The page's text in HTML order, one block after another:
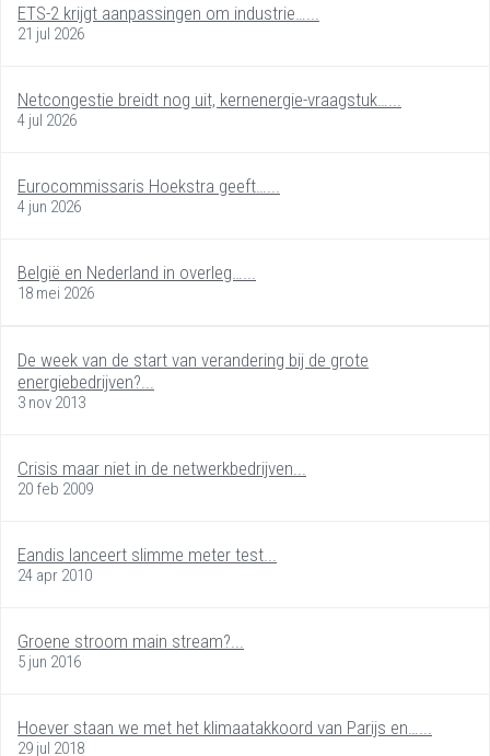
ETS-2 krijgt aanpassingen om industrie…...
21 jul 2026
Netcongestie breidt nog uit, kernenergie-vraagstuk…...
4 jul 2026
Eurocommissaris Hoekstra geeft…...
4 jun 2026
België en Nederland in overleg…...
18 mei 2026
De week van de start van verandering bij de grote
energiebedrijven?...
3 nov 2013
Crisis maar niet in de netwerkbedrijven...
20 feb 2009
Eandis lanceert slimme meter test...
24 apr 2010
Groene stroom main stream?...
5 jun 2016
Hoever staan we met het klimaatakkoord van Parijs en…...
29 jul 2018